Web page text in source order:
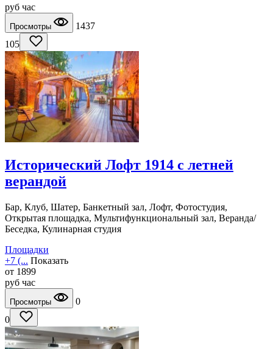
руб час
Просмотры
1437
105
Исторический Лофт 1914 с летней
верандой
Бар, Клуб, Шатер, Банкетный зал, Лофт, Фотостудия,
Открытая площадка, Мультифункциональный зал, Веранда/
Беседка, Кулинарная студия
Площадки
+7 (... Показать
от 1899
руб час
Просмотры
0
0